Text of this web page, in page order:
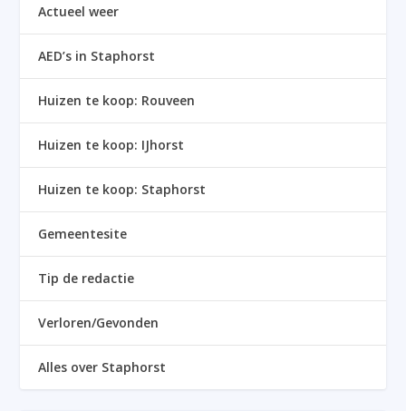
Actueel weer
AED’s in Staphorst
Huizen te koop: Rouveen
Huizen te koop: IJhorst
Huizen te koop: Staphorst
Gemeentesite
Tip de redactie
Verloren/Gevonden
Alles over Staphorst